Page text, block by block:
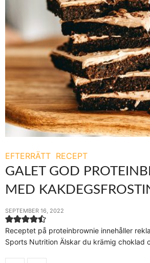
EFTERRÄTT RECEPT
GALET GOD
MED
SEPTEMBER 16, 2022
Receptet på proteinbrownie innehåller
Sports Nutrition Älskar du krämig choklad